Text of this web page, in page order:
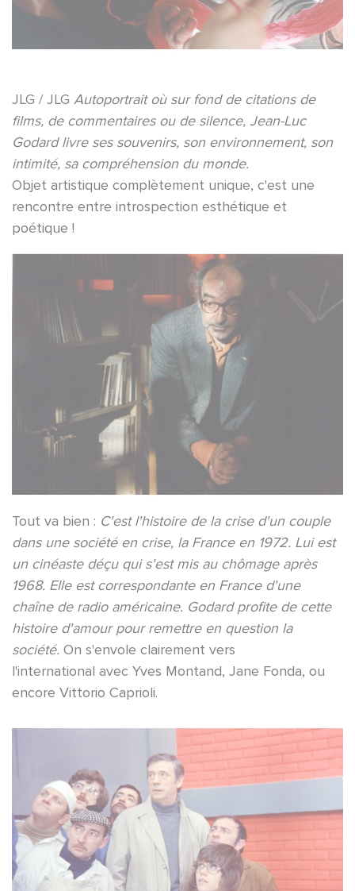
JLG / JLG Autoportrait où sur fond de citations de
films, de commentaires ou de silence, Jean-Luc
Godard livre ses souvenirs, son environnement, son
intimité, sa compréhension du monde.
Objet artistique complètement unique, c'est une
rencontre entre introspection esthétique et
poétique !
Tout va bien : C'est l'histoire de la crise d'un couple
dans une société en crise, la France en 1972. Lui est
un cinéaste déçu qui s'est mis au chômage après
1968. Elle est correspondante en France d'une
chaîne de radio américaine. Godard profite de cette
histoire d'amour pour remettre en question la
société. On s'envole clairement vers
l'international avec Yves Montand, Jane Fonda, ou
encore Vittorio Caprioli.